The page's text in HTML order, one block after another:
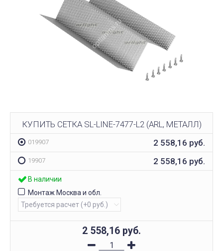
КУПИТЬ СЕТКА SL-LINE-7477-L2 (ARL, МЕТАЛЛ)
019907 2 558,16 руб.
19907 2 558,16 руб.
В наличии
Монтаж Москва и обл.
2 558,16 руб.